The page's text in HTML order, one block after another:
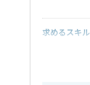
求めるスキル